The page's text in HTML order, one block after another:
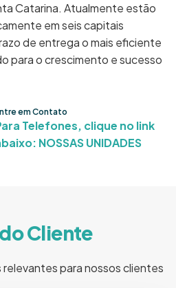
Catarina. Atualmente estão
em seis capitais
de entrega o mais eficiente
para o crescimento e sucesso
em Contato
Telefones, clique no link
NOSSAS UNIDADES
doCliente
para nossos clientes